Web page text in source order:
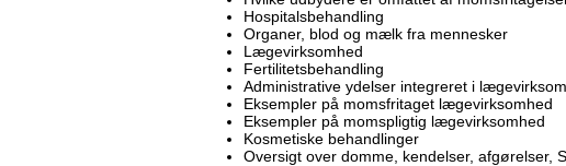
Hospitalsbehandling
Organer, blod og mælk fra mennesker
Lægevirksomhed
Fertilitetsbehandling
Administrative ydelser integreret i
Eksempler på momsfritaget lægevirksomhed
Eksempler på momspligtig lægevirksomhed
Kosmetiske behandlinger
Oversigt over domme, kendelser, afgørelser,